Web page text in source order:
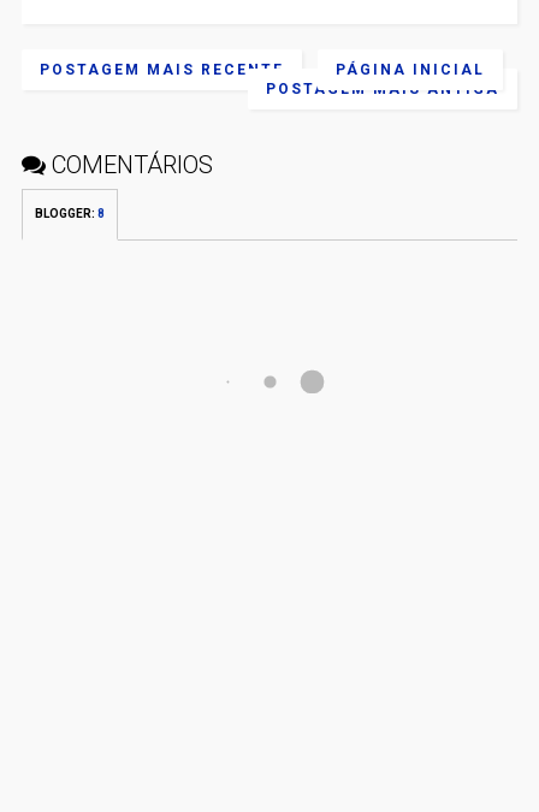
POSTAGEM MAIS RECENTE
POSTAGEM MAIS ANTIGA
PÁGINA INICIAL
COMENTÁRIOS
BLOGGER: 8